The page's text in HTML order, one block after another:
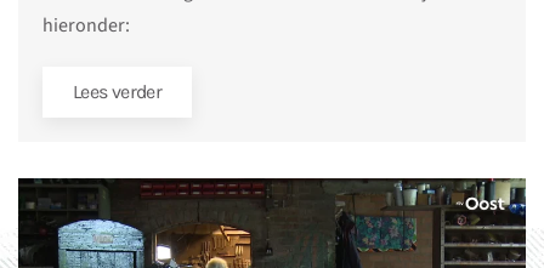
hieronder:
Lees verder